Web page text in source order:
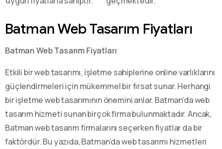
Batman Web Tasarım Fiyatları
Batman Web Tasarım Fiyatları
Etkili bir web tasarımı, işletme sahiplerine online varlıklarını
güçlendirmeleri için mükemmel bir fırsat sunar. Herhangi
bir işletme web tasarımının önemini anlar. Batman’da web
tasarım hizmeti sunan birçok firma bulunmaktadır. Ancak,
Batman web tasarım firmalarını seçerken fiyatlar da bir
faktördür. Bu yazıda, Batman’da web tasarımı hizmetleri